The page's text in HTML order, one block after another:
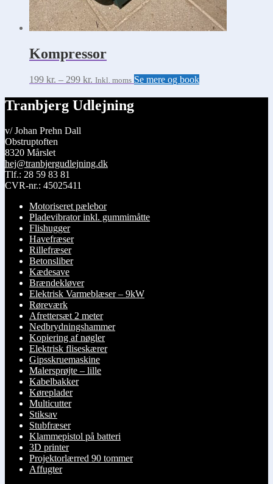
Kompressor
199 kr. – 299 kr. Prisinterval:
til
299 kr.
Inkl. moms Se mere og bookDette
har
Tranbjerg Udlejning
v/ Johan Prehn Dall
Obstruptoften
8320 Mårslet
hej@tranbjergudlejning.dk
Tlf.: 28 59 83 81
CVR-nr.: 45025411
Motoriseret pælebor
Pladevibrator inkl. gummimåtte
Flishugger
Havefræser
Rillefræser
Betonsliber
Kædesave
Brændekløver
Elektrisk Varmeblæser – 9kW
Røreværk
Afrettersæt 2 meter
Nedbrydningshammer
Kopiering af nøgler
Elektrisk fliseskærer
Gipsskruemaskine
Malersprøjte – lille
Kabelbakker
Køreplader
Multicutter
Stiksav
Stubfræser
Klammepistol på batteri
3D printer
Projektorlærred 90 tommer
Affugter